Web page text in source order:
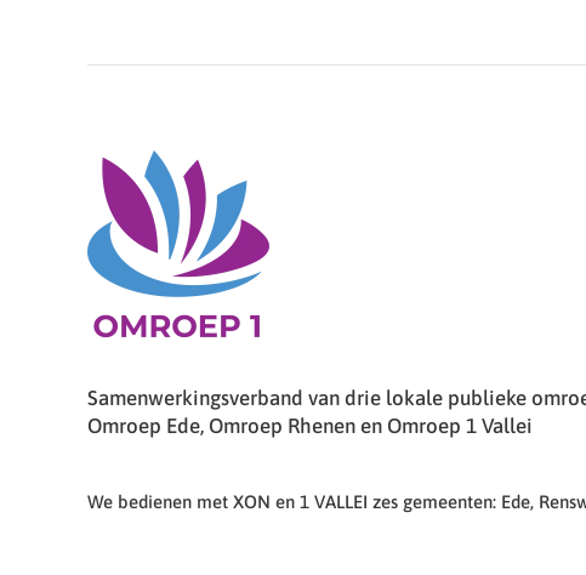
Samenwerkingsverband van drie lokale publieke
Omroep Ede, Omroep Rhenen en Omroep 1 Vallei
We bedienen met XON en 1 VALLEI zes gemeenten: Ede,